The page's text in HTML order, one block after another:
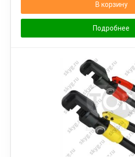
В корзину
Подробнее